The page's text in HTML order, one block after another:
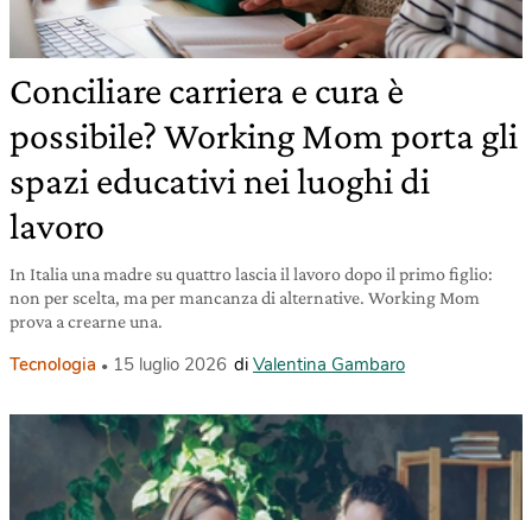
Conciliare carriera e cura è
possibile? Working Mom porta gli
spazi educativi nei luoghi di
lavoro
In Italia una madre su quattro lascia il lavoro dopo il primo figlio:
non per scelta, ma per mancanza di alternative. Working Mom
prova a crearne una.
Tecnologia 15 luglio 2026 di Valentina Gambaro